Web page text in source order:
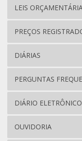
LEIS
PREÇOS
DIÁRIAS
PERGUNTAS
DIÁRIO ELETRÔNICO
OUVIDORIA